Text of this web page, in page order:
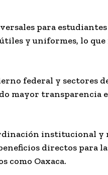
para estudiantes
y uniformes, lo que
federal y sectores
mayor transparencia
institucional
directos para
como Oaxaca.